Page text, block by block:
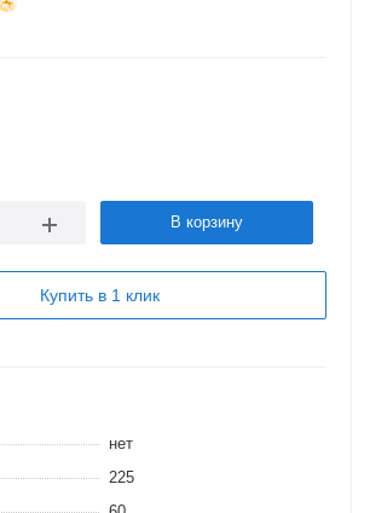
В корзину
Купить в 1 клик
нет
225